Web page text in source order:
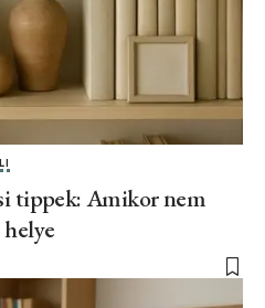
tippek: Amikor nem